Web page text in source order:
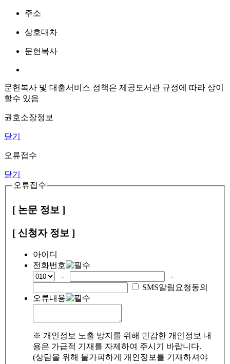
주소
상호대차
문헌복사
문헌복사 및 대출서비스 정책은 제공도서관 규정에 따라 상이
할수 있음
권호소장정보
닫기
오류접수
닫기
오류접수
[ 논문 정보 ]
[ 신청자 정보 ]
아이디
전화번호
-
-
SMS알림요청동의
오류내용
※ 개인정보 노출 방지를 위해 민감한 개인정보 내
용은 가급적 기재를 자제하여 주시기 바랍니다.
(상담을 위해 불가피하게 개인정보를 기재하셔야